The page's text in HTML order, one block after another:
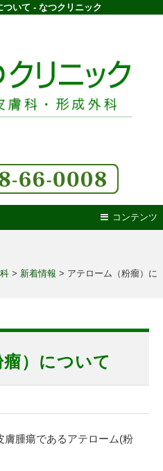
ついて - なつクリニック
コンテンツ
> 新着情報 > アテローム（粉瘤）に
）について
膚腫瘍であるアテローム(粉